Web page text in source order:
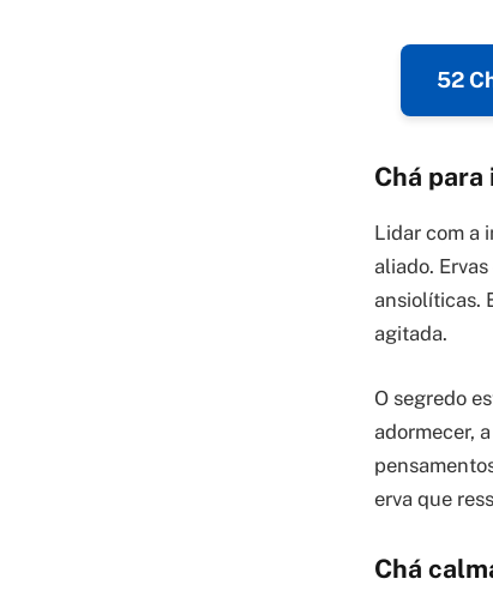
52
Chá para
Lidar com a
aliado.
ansiolíticas.
agitada.
O segredo
adormecer,
erva que
Chá